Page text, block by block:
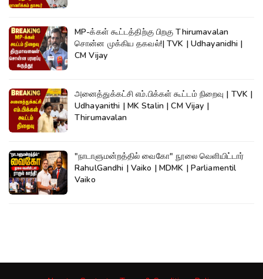
MP-க்கள் கூட்டத்திற்கு பிறகு Thirumavalan
சொன்ன முக்கிய தகவல்!| TVK | Udhayanidhi |
CM Vijay
அனைத்துக்கட்சி எம்.பிக்கள் கூட்டம் நிறைவு | TVK |
Udhayanithi | MK Stalin | CM Vijay |
Thirumavalan
"நாடாளுமன்றத்தில் வைகோ" நூலை வெளியிட்டார்
RahulGandhi | Vaiko | MDMK | Parliamentil
Vaiko